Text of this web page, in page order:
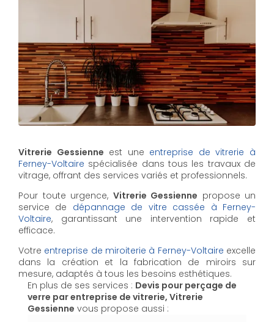
Vitrerie Gessienne est une entreprise de vitrerie à
Ferney-Voltaire spécialisée dans tous les travaux de
vitrage, offrant des services variés et professionnels.
Pour toute urgence, Vitrerie Gessienne propose un
service de dépannage de vitre cassée à Ferney-
Voltaire, garantissant une intervention rapide et
efficace.
Votre entreprise de miroiterie à Ferney-Voltaire excelle
dans la création et la fabrication de miroirs sur
mesure, adaptés à tous les besoins esthétiques.
En plus de ses services : Devis pour perçage de
verre par entreprise de vitrerie, Vitrerie
Gessienne vous propose aussi :